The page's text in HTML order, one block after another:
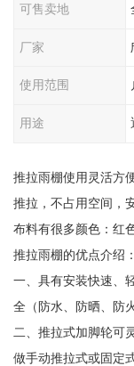
可售卖地
厂家
使用范围
用途
推拉雨棚使用灵活方
推拉，不占用空间，
布料有很多颜色：红
推拉雨棚的优点介绍：
一、具有安装快速、
全（防水、防晒、防
二、推拉式加脚轮可
做手动推拉式或固定